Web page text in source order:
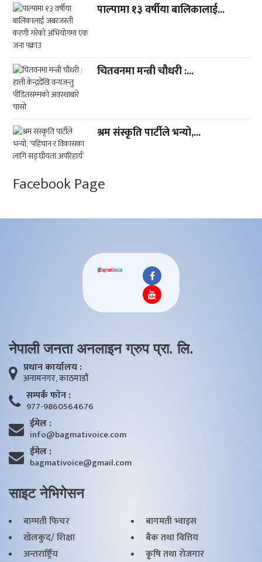
पाल्पामा १३ वर्षीया बालिकालाई...
चितवनमा मन्त्री चौधरी :...
श्रम संस्कृति पार्टीले भन्यो,...
Facebook Page
नेपाली जनता अनलाइन ग्रुप प्रा. लि.
प्रधान कार्यालय :
अनामनगर, काठमाडाैं
सम्पर्क फाेन :
977-9860564676
ईमेल :
info@bagmativoice.com
ईमेल :
bagmativoice@gmail.com
साइट नेभिगेसन
बाग्मती फिचर
बागमती भ्वाइस
खेलकुद/ शिक्षा
बैक तथा वित्तिय
अन्तरार्ष्ट्रिय
कृृषि तथा राेजगार